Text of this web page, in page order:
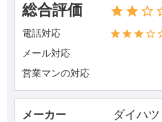
総合評価
電話対応
メール対応
営業マンの対応
メーカー ダイハツ